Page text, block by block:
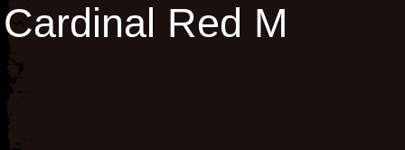
Cardinal Red M